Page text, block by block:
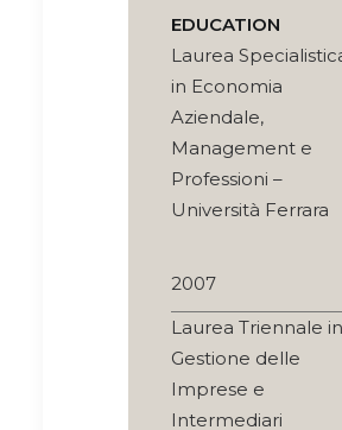
EDUCATION
Laurea
in Economia
Aziendale,
Management e
Professioni –
Università Ferrara
2007
Laurea Triennale in
Gestione delle
Imprese e
Intermediari